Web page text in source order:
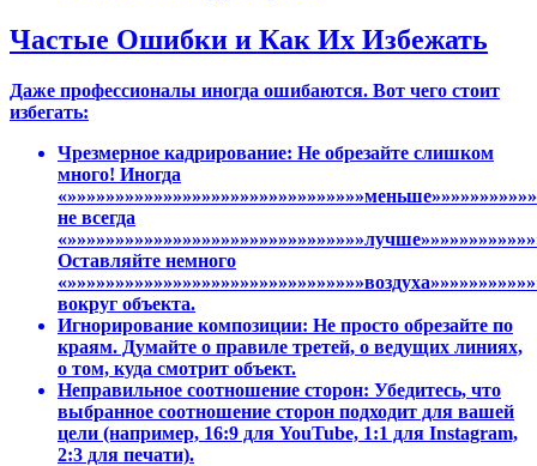
Частые Ошибки и Как Их Избежать
Даже профессионалы иногда ошибаются. Вот чего стоит
избегать:
Чрезмерное кадрирование: Не обрезайте слишком
много! Иногда
не всегда
Оставляйте немного
вокруг объекта.
Игнорирование композиции: Не просто обрезайте по
краям. Думайте о правиле третей, о ведущих линиях,
о том, куда смотрит объект.
Неправильное соотношение сторон: Убедитесь, что
выбранное соотношение сторон подходит для вашей
цели (например, 16:9 для YouTube, 1:1 для Instagram,
2:3 для печати).